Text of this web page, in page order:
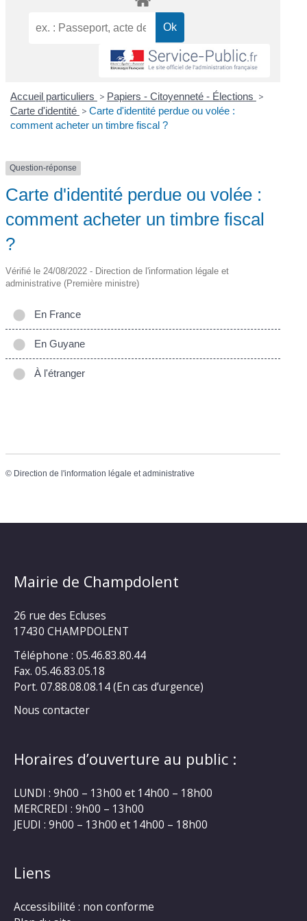
Accueil particuliers > Papiers - Citoyenneté - Élections >
Carte d'identité > Carte d'identité perdue ou volée :
comment acheter un timbre fiscal ?
Question-réponse
Carte d'identité perdue ou volée :
comment acheter un timbre fiscal
?
Vérifié le 24/08/2022 - Direction de l'information légale et
administrative (Première ministre)
En France
En Guyane
À l'étranger
© Direction de l'information légale et administrative
Mairie de Champdolent
26 rue des Ecluses
17430 CHAMPDOLENT
Téléphone : 05.46.83.80.44
Fax. 05.46.83.05.18
Port. 07.88.08.08.14 (En cas d’urgence)
Nous contacter
Horaires d’ouverture au public :
LUNDI : 9h00 – 13h00 et 14h00 – 18h00
MERCREDI : 9h00 – 13h00
JEUDI : 9h00 – 13h00 et 14h00 – 18h00
Liens
Accessibilité : non conforme